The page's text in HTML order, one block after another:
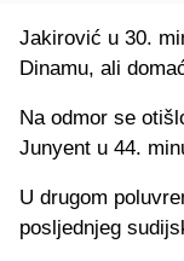
Jakirović u 30.
Dinamu, ali
Na odmor se
Junyent u 44.
U drugom
posljednjeg